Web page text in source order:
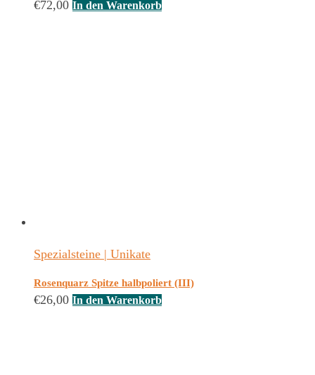
€72,00 In den Warenkorb
Spezialsteine | Unikate
Rosenquarz Spitze halbpoliert (III)
€26,00 In den Warenkorb